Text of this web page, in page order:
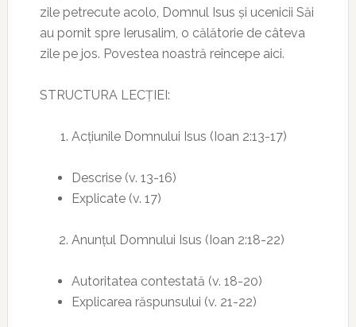
zile petrecute acolo, Domnul Isus și ucenicii Săi
au pornit spre Ierusalim, o călătorie de câteva
zile pe jos. Povestea noastră reîncepe aici.
STRUCTURA LECȚIEI:
Acțiunile Domnului Isus (Ioan 2:13-17)
Descrise (v. 13-16)
Explicate (v. 17)
Anunțul Domnului Isus (Ioan 2:18-22)
Autoritatea contestată (v. 18-20)
Explicarea răspunsului (v. 21-22)